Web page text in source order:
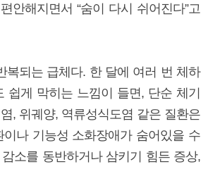
안해지면서 “숨이 다시 쉬어진다”고
복되는 급체다. 한 달에 여러 번 체하
쉽게 막히는 느낌이 들면, 단순 체기
, 위궤양, 역류성식도염 같은 질환은
나 기능성 소화장애가 숨어있을 수
소를 동반하거나 삼키기 힘든 증상,